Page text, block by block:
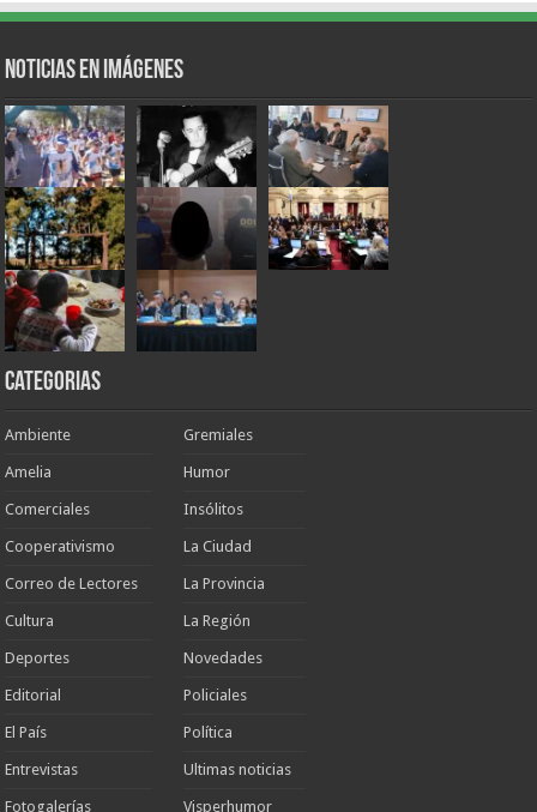
Noticias en Imágenes
Categorias
Ambiente
Amelia
Comerciales
Cooperativismo
Correo de Lectores
Cultura
Deportes
Editorial
El País
Entrevistas
Fotogalerías
Gremiales
Humor
Insólitos
La Ciudad
La Provincia
La Región
Novedades
Policiales
Política
Ultimas noticias
Visperhumor